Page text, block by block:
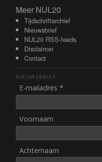
Meer NUL20
Meer NUL20
Tijdschriftarchief
Nieuwsbrief
NUL20 RSS-feeds
Disclaimer
Contact
NIEUWSBRIEF
E-mailadres *
Voornaam
Achternaam